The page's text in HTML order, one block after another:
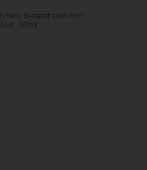
Wax Waspatroon met
100ml